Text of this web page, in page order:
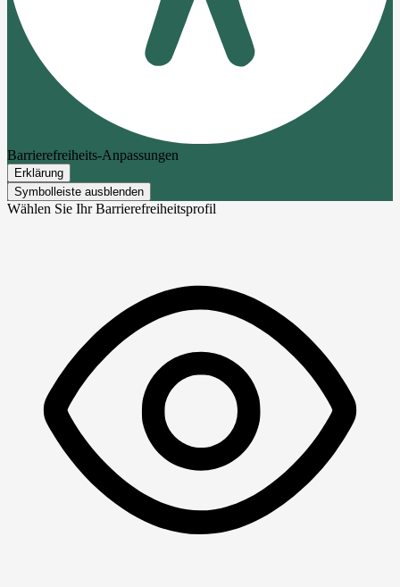
Barrierefreiheits-Anpassungen
Erklärung
Symbolleiste ausblenden
Wählen Sie Ihr Barrierefreiheitsprofil